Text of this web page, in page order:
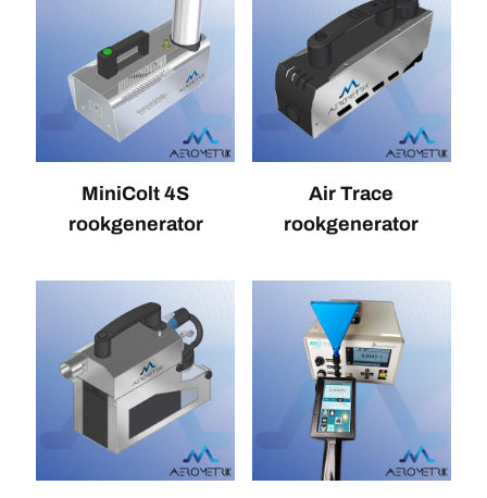
MiniColt 4S
rookgenerator
Air Trace
rookgenerator